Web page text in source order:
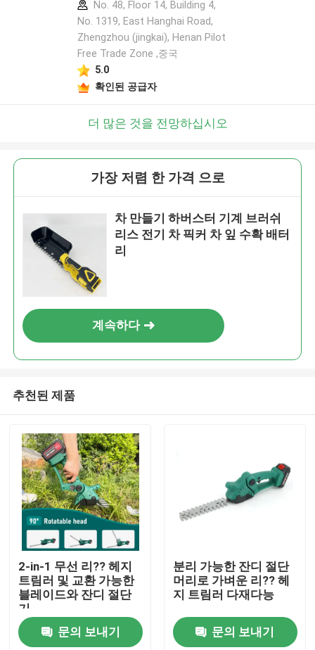
No. 48, Floor 14, Building 4,
No. 1319, East Hanghai Road,
Zhengzhou (jingkai), Henan Pilot
Free Trade Zone ,중국
5.0
확인된 공급자
더 많은 것을 전망하십시오
가장 저렴 한 가격 으로
차 만들기 하버스터 기계 브러쉬
리스 전기 차 픽커 차 잎 수확 배터
리
계속하다
추천된 제품
2-in-1 무선 리?? 헤지
트림러 및 교환 가능한
블레이드와 잔디 절단
기
문의 보내기
분리 가능한 잔디 절단
머리로 가벼운 리?? 헤
지 트림러 다재다능
문의 보내기